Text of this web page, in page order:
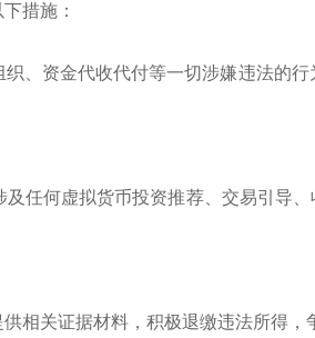
下措施：
、资金代收代付等一切涉嫌违法的
任何虚拟货币投资推荐、交易引导
相关证据材料，积极退缴违法所得，